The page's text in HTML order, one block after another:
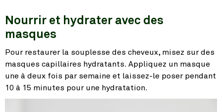
Nourrir et hydrater avec des
masques
Pour restaurer la souplesse des cheveux, misez sur des
masques capillaires hydratants. Appliquez un masque
une à deux fois par semaine et laissez-le poser pendant
10 à 15 minutes pour une hydratation.